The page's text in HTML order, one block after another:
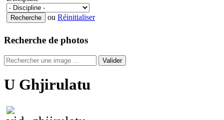
ou Réinitialiser
Recherche de photos
Valider
U Ghjirulatu